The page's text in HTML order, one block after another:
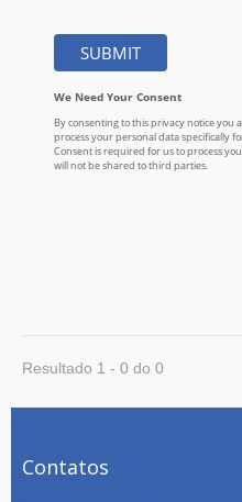
Resultado 1 - 0 do 0
Contatos